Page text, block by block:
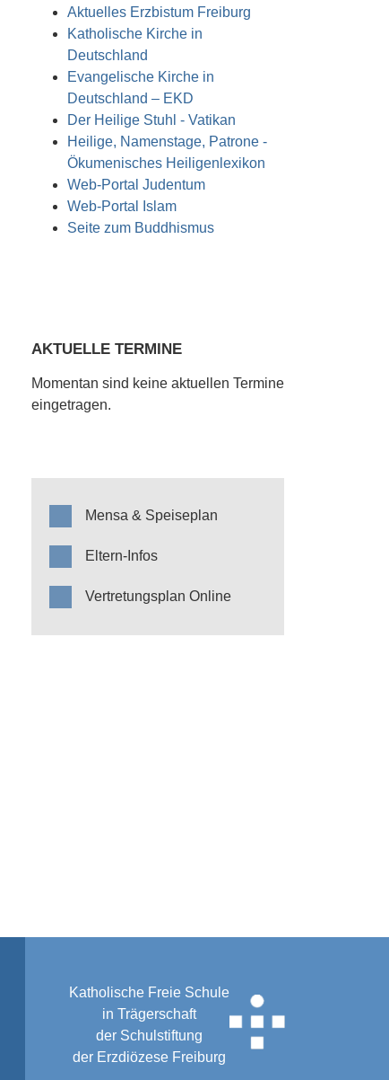
Aktuelles Erzbistum Freiburg
Katholische Kirche in
Deutschland
Evangelische Kirche in
Deutschland – EKD
Der Heilige Stuhl - Vatikan
Heilige, Namenstage, Patrone -
Ökumenisches Heiligenlexikon
Web-Portal Judentum
Web-Portal Islam
Seite zum Buddhismus
AKTUELLE TERMINE
Momentan sind keine aktuellen Termine
eingetragen.
Mensa & Speiseplan
Eltern-Infos
Vertretungsplan Online
Katholische Freie Schule
in Trägerschaft
der Schulstiftung
der Erzdiözese Freiburg